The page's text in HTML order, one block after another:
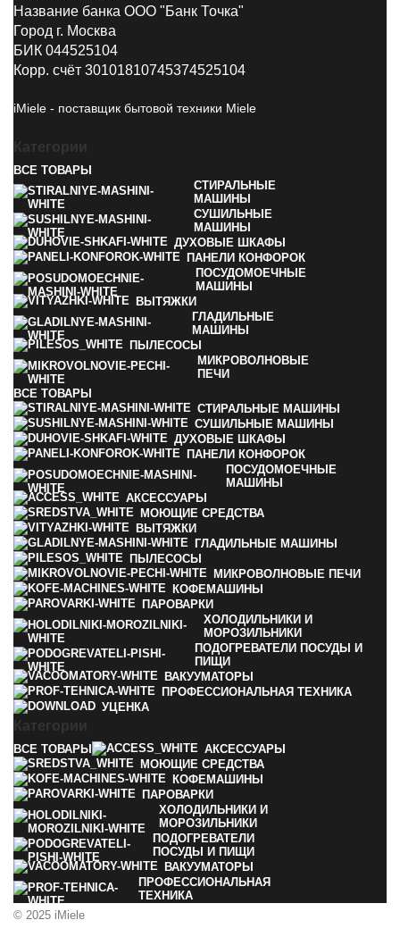
Название банка ООО "Банк Точка"
Город г. Москва
БИК 044525104
Корр. счёт 30101810745374525104
iMiele - поставщик бытовой техники Miele
Категории
ВСЕ ТОВАРЫ
СТИРАЛЬНЫЕ
МАШИНЫ
СУШИЛЬНЫЕ
МАШИНЫ
ДУХОВЫЕ ШКАФЫ
ПАНЕЛИ КОНФОРОК
ПОСУДОМОЕЧНЫЕ
МАШИНЫ
ВЫТЯЖКИ
ГЛАДИЛЬНЫЕ
МАШИНЫ
ПЫЛЕСОСЫ
МИКРОВОЛНОВЫЕ
ПЕЧИ
ВСЕ ТОВАРЫ
СТИРАЛЬНЫЕ МАШИНЫ
СУШИЛЬНЫЕ МАШИНЫ
ДУХОВЫЕ ШКАФЫ
ПАНЕЛИ КОНФОРОК
ПОСУДОМОЕЧНЫЕ
МАШИНЫ
АКСЕССУАРЫ
МОЮЩИЕ СРЕДСТВА
ВЫТЯЖКИ
ГЛАДИЛЬНЫЕ МАШИНЫ
ПЫЛЕСОСЫ
МИКРОВОЛНОВЫЕ ПЕЧИ
КОФЕМАШИНЫ
ПАРОВАРКИ
ХОЛОДИЛЬНИКИ И
МОРОЗИЛЬНИКИ
ПОДОГРЕВАТЕЛИ ПОСУДЫ И
ПИЩИ
ВАКУУМАТОРЫ
ПРОФЕССИОНАЛЬНАЯ ТЕХНИКА
УЦЕНКА
Категории
ВСЕ ТОВАРЫ
АКСЕССУАРЫ
МОЮЩИЕ СРЕДСТВА
КОФЕМАШИНЫ
ПАРОВАРКИ
ХОЛОДИЛЬНИКИ И
МОРОЗИЛЬНИКИ
ПОДОГРЕВАТЕЛИ
ПОСУДЫ И ПИЩИ
ВАКУУМАТОРЫ
ПРОФЕССИОНАЛЬНАЯ
ТЕХНИКА
© 2025 iMiele